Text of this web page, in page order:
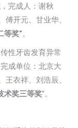
完成人：谢秋
开元、甘业华、
等奖”。
性牙齿发育异常
成单位：北京大
衣祥、刘浩辰、
术奖三等奖”。